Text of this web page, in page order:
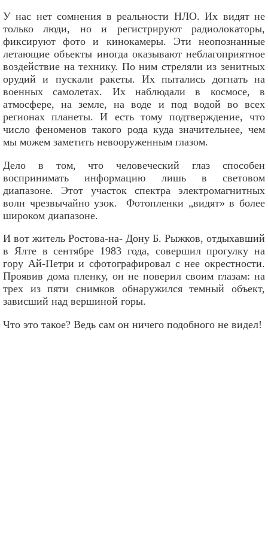
У нас нет сомнения в реальности НЛО. Их видят не
только люди, но и регистрируют радиолокаторы,
фиксируют фото и кинокамеры. Эти неопознанные
летающие объекты иногда оказывают неблагоприятное
воздействие на технику. По ним стреляли из зенитных
орудий и пускали ракеты. Их пытались догнать на
военных самолетах. Их наблюдали в космосе, в
атмосфере, на земле, на воде и под водой во всех
регионах планеты. И есть тому подтверждение, что
число феноменов такого рода куда значительнее, чем
мы можем заметить невооруженным глазом.
Дело в том, что человеческий глаз способен
воспринимать информацию лишь в световом
диапазоне. Этот участок спектра электромагнитных
волн чрезвычайно узок. Фотопленки „видят» в более
широком диапазоне.
И вот житель Ростова-на- Дону Б. Рыжков, отдыхавший
в Ялте в сентябре 1983 года, совершил прогулку на
гору Ай-Петри и сфотографировал с нее окрестности.
Проявив дома пленку, он не поверил своим глазам: на
трех из пяти снимков обнаружился темный объект,
зависший над вершиной горы.
Что это такое? Ведь сам он ничего подобного не видел!